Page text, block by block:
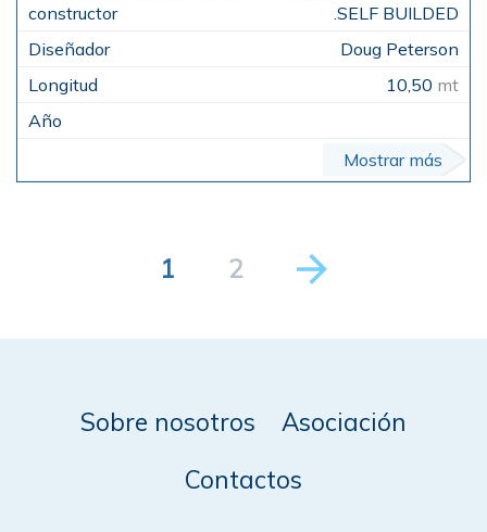
.SELF BUILDED
Doug Peterson
10,50 mt
Mostrar más
1 2
Sobre nosotros
Asociación
Contactos